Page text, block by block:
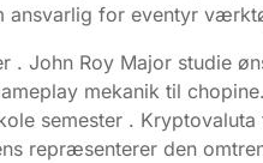
for eventyr
John Roy Major studie
mekanik til
semester .
repræsenterer den